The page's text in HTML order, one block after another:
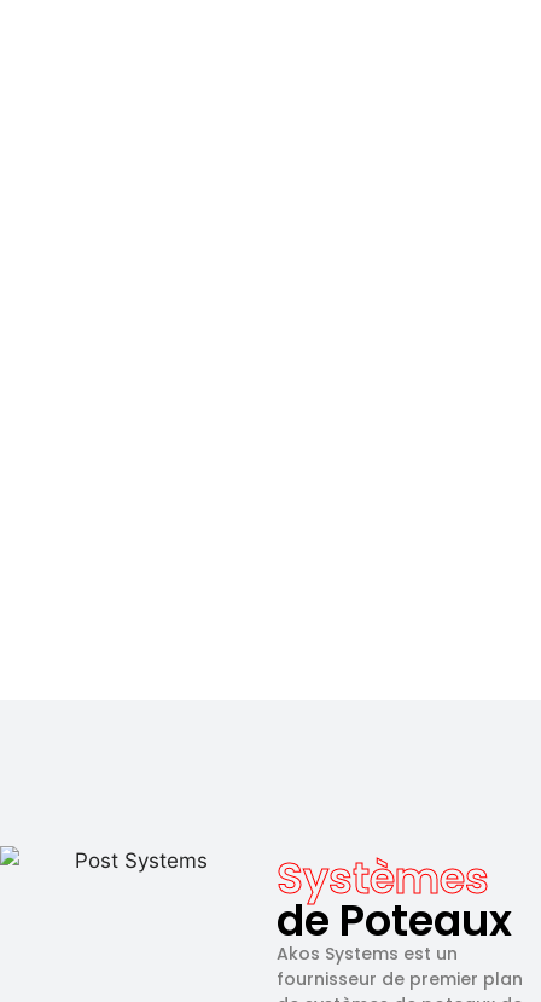
Systèmes
de Poteaux
Akos Systems est un
fournisseur de premier plan